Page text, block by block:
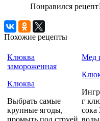
Понравился
Похожие рецепты
Клюква
замороженная
Клюква
Выбрать самые
крупные ягоды,
промыть под струей
Мед
г
сока